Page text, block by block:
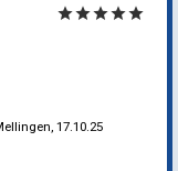
starstarstarstarstar
17.10.25